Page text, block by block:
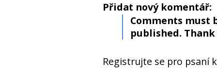
Přidat nový komentář:
Comments must
published. Thank
Registrujte se pro psaní